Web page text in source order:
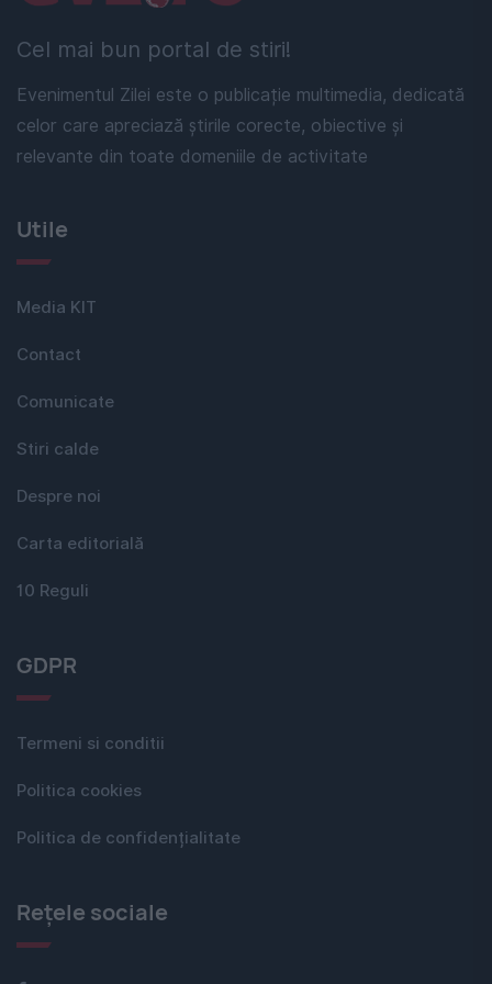
Cel mai bun portal de stiri!
Evenimentul Zilei este o publicație multimedia, dedicată
celor care apreciază știrile corecte, obiective și
relevante din toate domeniile de activitate
Utile
Media KIT
Contact
Comunicate
Stiri calde
Despre noi
Carta editorială
10 Reguli
GDPR
Termeni si conditii
Politica cookies
Politica de confidențialitate
Rețele sociale